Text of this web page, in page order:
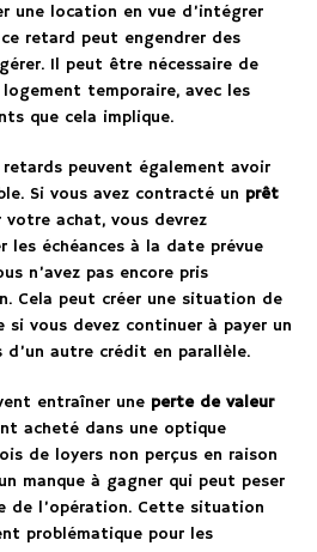
une location en vue d’intégrer
retard peut engendrer des
Il peut être nécessaire de
temporaire, avec les
que cela implique.
peuvent également avoir
Si vous avez contracté un prêt
achat, vous devrez
les échéances à la date prévue
n’avez pas encore pris
Cela peut créer une situation de
si vous devez continuer à payer un
autre crédit en parallèle.
entraîner une perte de valeur
acheté dans une optique
de loyers non perçus en raison
manque à gagner qui peut peser
de l’opération. Cette situation
problématique pour les